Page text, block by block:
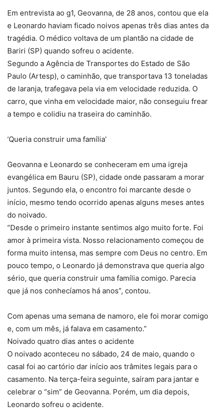
Em entrevista ao g1, Geovanna, de 28 anos, contou que ela
e Leonardo haviam ficado noivos apenas três dias antes da
tragédia. O médico voltava de um plantão na cidade de
Bariri (SP) quando sofreu o acidente.
Segundo a Agência de Transportes do Estado de São
Paulo (Artesp), o caminhão, que transportava 13 toneladas
de laranja, trafegava pela via em velocidade reduzida. O
carro, que vinha em velocidade maior, não conseguiu frear
a tempo e colidiu na traseira do caminhão.
‘Queria construir uma família’
Geovanna e Leonardo se conheceram em uma igreja
evangélica em Bauru (SP), cidade onde passaram a morar
juntos. Segundo ela, o encontro foi marcante desde o
início, mesmo tendo ocorrido apenas alguns meses antes
do noivado.
“Desde o primeiro instante sentimos algo muito forte. Foi
amor à primeira vista. Nosso relacionamento começou de
forma muito intensa, mas sempre com Deus no centro. Em
pouco tempo, o Leonardo já demonstrava que queria algo
sério, que queria construir uma família comigo. Parecia
que já nos conhecíamos há anos”, contou.
Com apenas uma semana de namoro, ele foi morar comigo
e, com um mês, já falava em casamento.”
Noivado quatro dias antes o acidente
O noivado aconteceu no sábado, 24 de maio, quando o
casal foi ao cartório dar início aos trâmites legais para o
casamento. Na terça-feira seguinte, saíram para jantar e
celebrar o “sim” de Geovanna. Porém, um dia depois,
Leonardo sofreu o acidente.